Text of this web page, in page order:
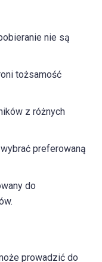
nie są
tożsamość
z różnych
preferowaną
do
prowadzić do